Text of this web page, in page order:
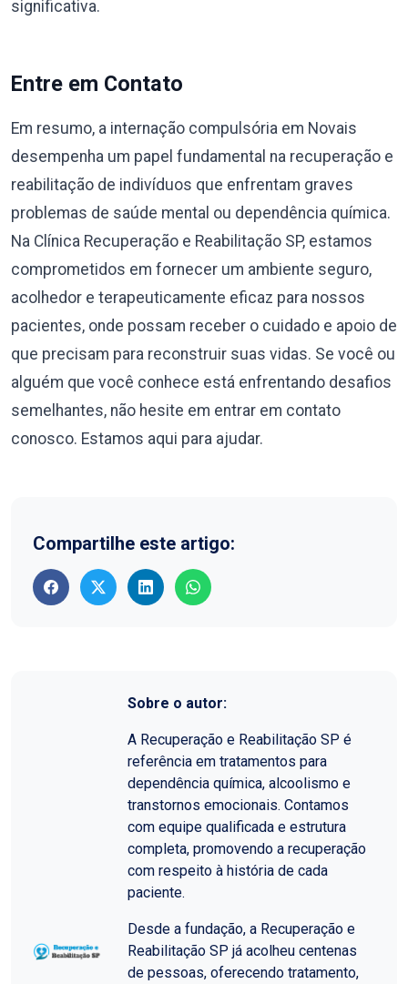
significativa.
Entre em Contato
Em resumo, a internação compulsória em Novais
desempenha um papel fundamental na recuperação e
reabilitação de indivíduos que enfrentam graves
problemas de saúde mental ou dependência química.
Na Clínica Recuperação e Reabilitação SP, estamos
comprometidos em fornecer um ambiente seguro,
acolhedor e terapeuticamente eficaz para nossos
pacientes, onde possam receber o cuidado e apoio de
que precisam para reconstruir suas vidas. Se você ou
alguém que você conhece está enfrentando desafios
semelhantes, não hesite em entrar em contato
conosco. Estamos aqui para ajudar.
Compartilhe este artigo:
Sobre o autor:
A Recuperação e Reabilitação SP é
referência em tratamentos para
dependência química, alcoolismo e
transtornos emocionais. Contamos
com equipe qualificada e estrutura
completa, promovendo a recuperação
com respeito à história de cada
paciente.
Desde a fundação, a Recuperação e
Reabilitação SP já acolheu centenas
de pessoas, oferecendo tratamento,